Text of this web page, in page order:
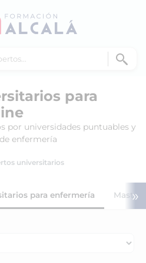
para
por universidades puntuables y
enfermería
universitarios
para enfermería »